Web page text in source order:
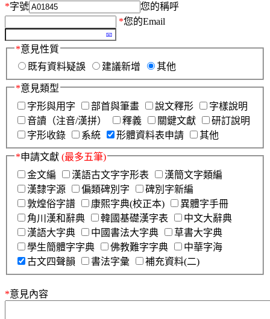
*字號
您的稱呼
*您的Email
*意見性質
既有資料疑誤
建議新增 其他
*意見類型
字形與用字
部首與筆畫 說文釋形
字樣說明
音讀（注音/漢拼）
釋義 關鍵文獻
研訂說明
字形收錄
系統 形體資料表申請 其他
*申請文獻 (最多五筆)
金文編
漢語古文字字形表
漢簡文字類編
漢隸字源
偏類碑別字
碑別字新編
敦煌俗字譜
康熙字典(校正本)
異體字手冊
角川漢和辭典
韓國基礎漢字表
中文大辭典
漢語大字典
中國書法大字典
草書大字典
學生簡體字字典
佛教難字字典
中華字海
古文四聲韻
書法字彙 補充資料(二)
*意見內容